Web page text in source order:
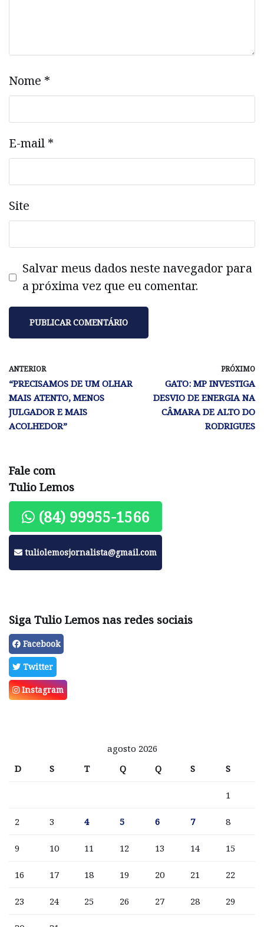
Nome *
E-mail *
Site
Salvar meus dados neste navegador para
a próxima vez que eu comentar.
ANTERIOR
“PRECISAMOS DE UM OLHAR
MAIS ATENTO, MENOS
JULGADOR E MAIS
ACOLHEDOR”
PRÓXIMO
GATO: MP INVESTIGA
DESVIO DE ENERGIA NA
CÂMARA DE ALTO DO
RODRIGUES
Fale com
Tulio Lemos
(84) 99955-1566
tuliolemosjornalista@gmail.com
Siga Tulio Lemos nas redes sociais
Facebook
Twitter
Instagram
agosto 2026
D
S T Q Q S S
1
2 3 4 5 6 7 8
9 10 11 12 13 14 15
16 17 18 19 20 21 22
23 24 25 26 27 28 29